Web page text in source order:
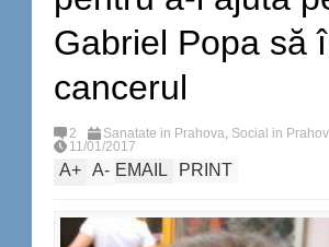
Gabriel Popa să
cancerul
2 Sanatate in Prahova, Social in
11/01/2017
A+ A- EMAIL PRINT